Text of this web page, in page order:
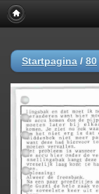
Startpagina / 80